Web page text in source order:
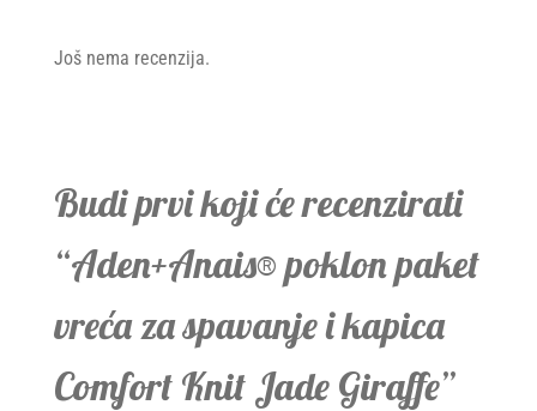
Još nema recenzija.
Budi prvi koji će recenzirati
“Aden+Anais® poklon paket
vreća za spavanje i kapica
Comfort Knit Jade Giraffe”